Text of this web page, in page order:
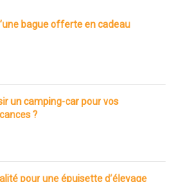
bague offerte en cadeau
un camping-car pour vos
?
pour une épuisette d’élevage